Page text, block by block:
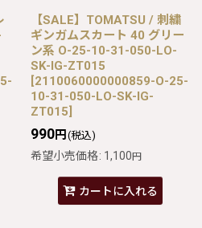
【SALE】TOMATSU / 刺繍
ギンガムスカート 40 グリー
ン系 O-25-10-31-050-LO-
SK-IG-ZT015
[2110060000000859-O-25-
10-31-050-LO-SK-IG-
ZT015]
990円 (税込)
希望小売価格: 1,100円
カートに入れる